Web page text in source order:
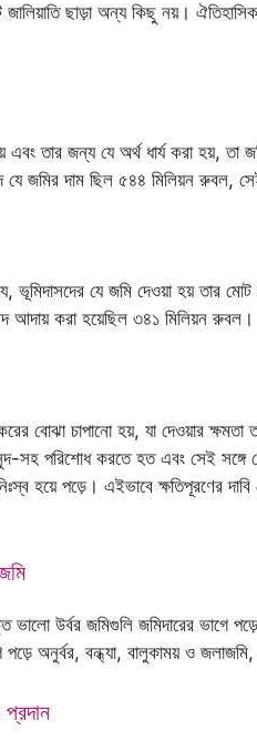
ছাড়া অন্য কিছু নয়।
এবং তার জন্য যে অর্থ ধার্য করা হয়, তা
যে জমির দাম ছিল ৫৪৪ মিলিয়ন
ভূমিদাসদের যে জমি দেওয়া হয় তার
আদায় করা হয়েছিল ৩৪১ মিলিয়ন রুবল।
বোঝা চাপানো হয়, যা দেওয়ার ক্ষমতা
সুদ-সহ পরিশোধ করতে হত এবং সেই
হয়ে পড়ে। এইভাবে ক্ষতিপূরণের দাবি
ভালো উর্বর জমিগুলি জমিদারের ভাগে
পড়ে অনুর্বর, বন্ধ্যা, বালুকাময় ও